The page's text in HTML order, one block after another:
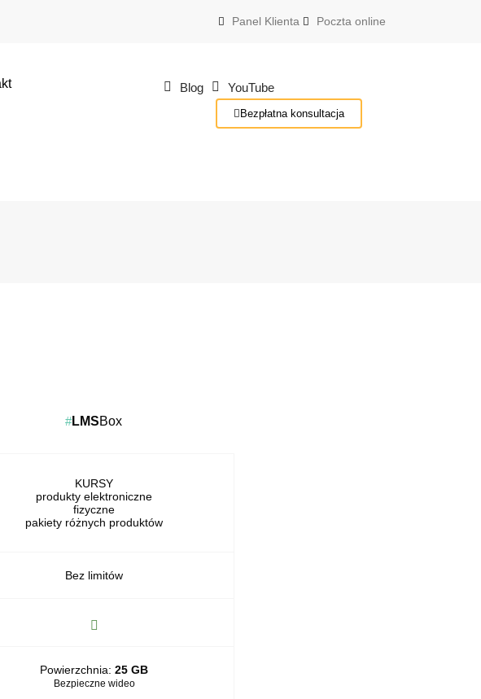
Panel Klienta Poczta online
Blog YouTube
Bezpłatna konsultacja
#LMSBox
KURSY
produkty elektroniczne
fizyczne
pakiety różnych produktów
Bez limitów
Powierzchnia: 25 GB
Bezpieczne wideo